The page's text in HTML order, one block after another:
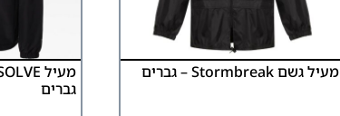
מעיל גשם Stormbreak – גברים
גברים